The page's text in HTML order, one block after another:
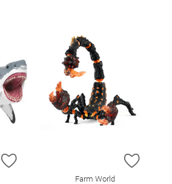
ZUR WUNSCHLISTE HINZUFÜGEN
ZUR
Farm World